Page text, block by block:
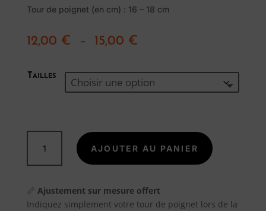
Savon
Traditionnel
Promotions
propos
Blog
Contact
Tour de poignet (en cm) : 16 – 18 cm
12,00 € – 15,00 €
12,00 €
à
Tailles
CORNALINE
PIERRE
NATURELLE
AJOUTER AU PANIER
📏 Ajustement sur mesure offert
Indiquez simplement votre tour de poignet lors de la